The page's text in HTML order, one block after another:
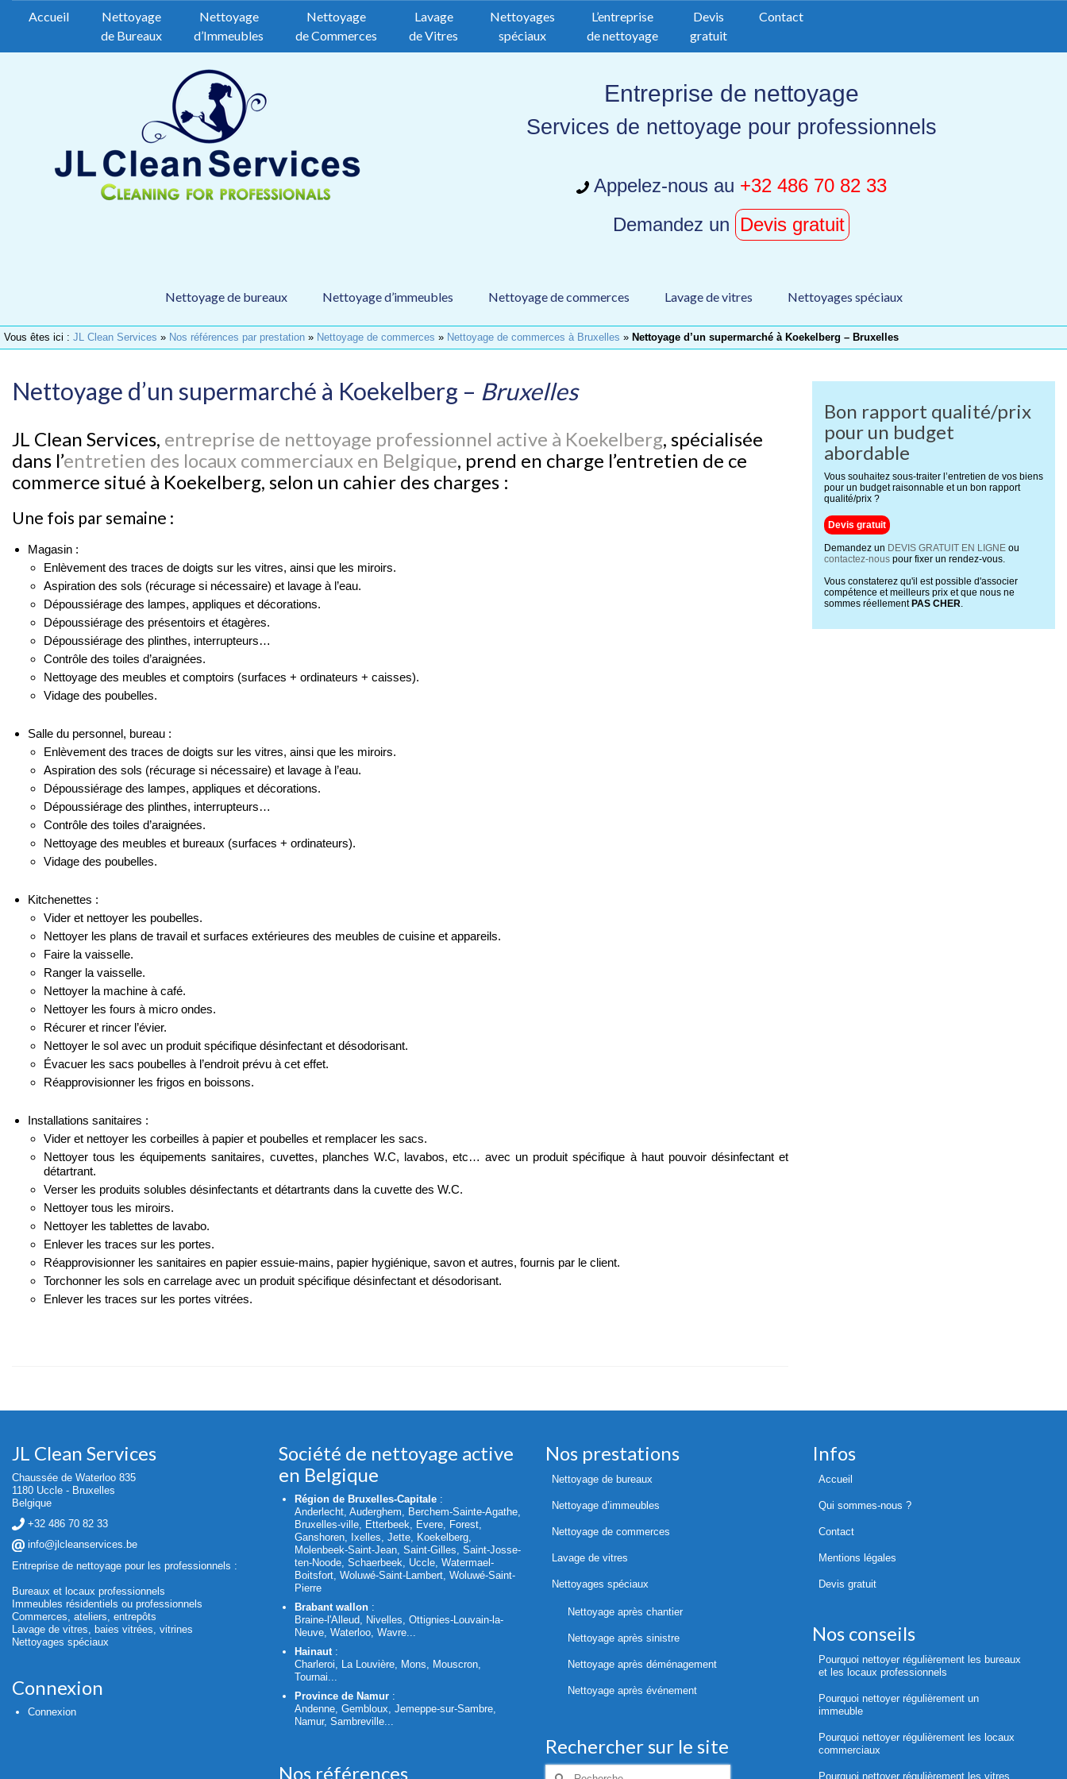
Accueil
Nettoyage
de Bureaux
Nettoyage
d’Immeubles
Nettoyage
de Commerces
Lavage
de Vitres
Nettoyages
spéciaux
L’entreprise
de nettoyage
Devis
gratuit
Contact
Entreprise de nettoyage
Services de nettoyage pour professionnels
Appelez-nous au +32 486 70 82 33
Demandez un Devis gratuit
Nettoyage de bureaux Nettoyage d’immeubles Nettoyage de commerces Lavage de vitres Nettoyages spéciaux
Vous êtes ici : JL Clean Services » Nos références par prestation » Nettoyage de commerces » Nettoyage de commerces à Bruxelles » Nettoyage d’un supermarché à Koekelberg – Bruxelles
Nettoyage d’un supermarché à Koekelberg – Bruxelles
JL Clean Services, entreprise de nettoyage professionnel active à Koekelberg, spécialisée
dans l’entretien des locaux commerciaux en Belgique, prend en charge l’entretien de ce
commerce situé à Koekelberg, selon un cahier des charges :
Une fois par semaine :
Magasin :
Enlèvement des traces de doigts sur les vitres, ainsi que les miroirs.
Aspiration des sols (récurage si nécessaire) et lavage à l’eau.
Dépoussiérage des lampes, appliques et décorations.
Dépoussiérage des présentoirs et étagères.
Dépoussiérage des plinthes, interrupteurs…
Contrôle des toiles d’araignées.
Nettoyage des meubles et comptoirs (surfaces + ordinateurs + caisses).
Vidage des poubelles.
Salle du personnel, bureau :
Enlèvement des traces de doigts sur les vitres, ainsi que les miroirs.
Aspiration des sols (récurage si nécessaire) et lavage à l’eau.
Dépoussiérage des lampes, appliques et décorations.
Dépoussiérage des plinthes, interrupteurs…
Contrôle des toiles d’araignées.
Nettoyage des meubles et bureaux (surfaces + ordinateurs).
Vidage des poubelles.
Kitchenettes :
Vider et nettoyer les poubelles.
Nettoyer les plans de travail et surfaces extérieures des meubles de cuisine et appareils.
Faire la vaisselle.
Ranger la vaisselle.
Nettoyer la machine à café.
Nettoyer les fours à micro ondes.
Récurer et rincer l’évier.
Nettoyer le sol avec un produit spécifique désinfectant et désodorisant.
Évacuer les sacs poubelles à l’endroit prévu à cet effet.
Réapprovisionner les frigos en boissons.
Installations sanitaires :
Vider et nettoyer les corbeilles à papier et poubelles et remplacer les sacs.
Nettoyer tous les équipements sanitaires, cuvettes, planches W.C, lavabos, etc… avec un produit spécifique à haut pouvoir désinfectant et
détartrant.
Verser les produits solubles désinfectants et détartrants dans la cuvette des W.C.
Nettoyer tous les miroirs.
Nettoyer les tablettes de lavabo.
Enlever les traces sur les portes.
Réapprovisionner les sanitaires en papier essuie-mains, papier hygiénique, savon et autres, fournis par le client.
Torchonner les sols en carrelage avec un produit spécifique désinfectant et désodorisant.
Enlever les traces sur les portes vitrées.
Bon rapport qualité/prix
pour un budget
abordable
Vous souhaitez sous-traiter l’entretien de vos biens
pour un budget raisonnable et un bon rapport
qualité/prix ?
Devis gratuit
Demandez un DEVIS GRATUIT EN LIGNE ou
contactez-nous pour fixer un rendez-vous.
Vous constaterez qu'il est possible d'associer
compétence et meilleurs prix et que nous ne
sommes réellement PAS CHER.
JL Clean Services
Chaussée de Waterloo 835
1180 Uccle - Bruxelles
Belgique
+32 486 70 82 33
info@jlcleanservices.be
Entreprise de nettoyage pour les professionnels :
Bureaux et locaux professionnels
Immeubles résidentiels ou professionnels
Commerces, ateliers, entrepôts
Lavage de vitres, baies vitrées, vitrines
Nettoyages spéciaux
Connexion
Connexion
Société de nettoyage active
en Belgique
Région de Bruxelles-Capitale :
Anderlecht, Auderghem, Berchem-Sainte-Agathe,
Bruxelles-ville, Etterbeek, Evere, Forest,
Ganshoren, Ixelles, Jette, Koekelberg,
Molenbeek-Saint-Jean, Saint-Gilles, Saint-Josse-
ten-Noode, Schaerbeek, Uccle, Watermael-
Boitsfort, Woluwé-Saint-Lambert, Woluwé-Saint-
Pierre
Brabant wallon :
Braine-l'Alleud, Nivelles, Ottignies-Louvain-la-
Neuve, Waterloo, Wavre...
Hainaut :
Charleroi, La Louvière, Mons, Mouscron,
Tournai...
Province de Namur :
Andenne, Gembloux, Jemeppe-sur-Sambre,
Namur, Sambreville...
Nos références
Nos prestations
Nettoyage de bureaux
Nettoyage d’immeubles
Nettoyage de commerces
Lavage de vitres
Nettoyages spéciaux
Nettoyage après chantier
Nettoyage après sinistre
Nettoyage après déménagement
Nettoyage après événement
Rechercher sur le site
Rechercher
Infos
Accueil
Qui sommes-nous ?
Contact
Mentions légales
Devis gratuit
Nos conseils
Pourquoi nettoyer régulièrement les bureaux
et les locaux professionnels
Pourquoi nettoyer régulièrement un
immeuble
Pourquoi nettoyer régulièrement les locaux
commerciaux
Pourquoi nettoyer régulièrement les vitres